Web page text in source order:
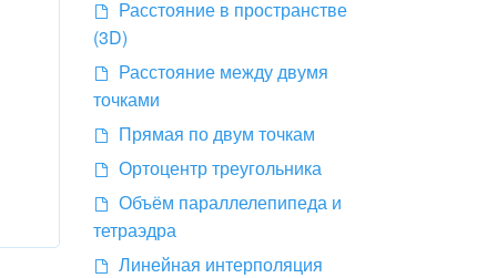
Расстояние в пространстве
(3D)
Расстояние между двумя
точками
Прямая по двум точкам
Ортоцентр треугольника
Объём параллелепипеда и
тетраэдра
Линейная интерполяция